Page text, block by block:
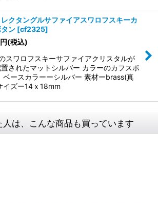
クタングルサファイアスワロフスキーカ
ン [cf2325]
円(税込)
スワロフスキーサファイアクリスタルが
されたマットシルバー カラーのカフスボ
ベースカラーーシルバー 素材ーbrass(真
イズー14ｘ18mm
人は、こんな商品も買っています